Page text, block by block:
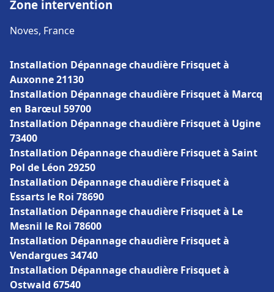
Zone intervention
Noves, France
Installation Dépannage chaudière Frisquet à
Auxonne 21130
Installation Dépannage chaudière Frisquet à Marcq
en Barœul 59700
Installation Dépannage chaudière Frisquet à Ugine
73400
Installation Dépannage chaudière Frisquet à Saint
Pol de Léon 29250
Installation Dépannage chaudière Frisquet à
Essarts le Roi 78690
Installation Dépannage chaudière Frisquet à Le
Mesnil le Roi 78600
Installation Dépannage chaudière Frisquet à
Vendargues 34740
Installation Dépannage chaudière Frisquet à
Ostwald 67540